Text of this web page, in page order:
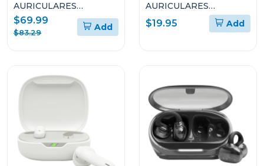
AURICULARES
CIRCUMAURALES
INALÁMBRICOS
$69.99
$83.29
Add
AURICULARES
INTRAAURALES CON
CABLE
$19.95 Add